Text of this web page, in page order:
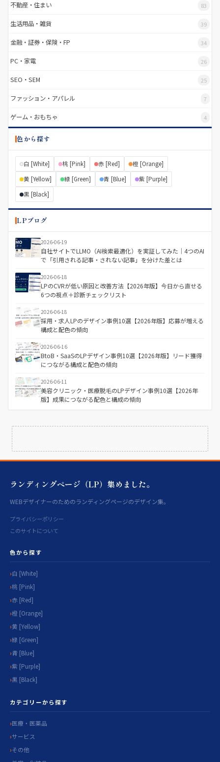
不動産・住まい 83
生活用品・雑貨 39
金融・証券・保険・FP 34
PC・家電 26
SEO・SEM 25
ファッション・アパレル 7
ゲーム・おもちゃ 4
色から探す
白 [White] 桃 [Pink] 赤 [Red]
橙 [Orange]
黄 [Yellow]
緑 [Green] 青 [Blue]
紫 [Purple]
黒 [Black]
LPブログ
2026-06-19
自社サイトでLLMO（AI検索最適化）を実証してみた｜4つのAI
で「引用される記事・されない記事」を分けた差とは
2026-06-18
LPのCVRが低い原因と改善方法【2026年版】今日から直せる
6つの視点＋診断チェックリスト
2026-06-18
採用・求人LPのデザイン事例10選【2026年版】応募が増える
構成と配色の傾向
2026-06-16
BtoB・SaaSのLPデザイン事例10選【2026年版】リード獲得
につながる構成と配色の傾向
2026-06-11
美容クリニック・医療脱毛のLPデザイン事例10選【2026年
版】成果につながる配色と構成の傾向
ランディングページ（LP）集めました。
WEBデザイナーのためのランディングページのデザイン集。
プライバシーポリシー
このサイトについて
色から探す
白 [White]
桃 [Pink]
赤 [Red]
橙 [Orange]
黄 [Yellow]
緑 [Green]
青 [Blue]
紫 [Purple]
黒 [Black]
カテゴリーから探す
医療・医薬品
サービス
その他